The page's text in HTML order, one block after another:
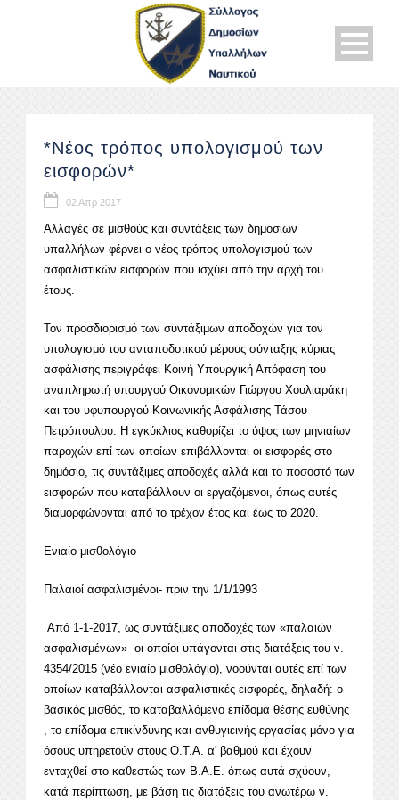
*Νέος τρόπος υπολογισμού των
εισφορών*
02 Απρ 2017
Αλλαγές σε μισθούς και συντάξεις των δημοσίων
υπαλλήλων φέρνει ο νέος τρόπος υπολογισμού των
ασφαλιστικών εισφορών που ισχύει από την αρχή του
έτους.
Τον προσδιορισμό των συντάξιμων αποδοχών για τον
υπολογισμό του ανταποδοτικού μέρους σύνταξης κύριας
ασφάλισης περιγράφει Κοινή Υπουργική Απόφαση του
αναπληρωτή υπουργού Οικονομικών Γιώργου Χουλιαράκη
και του υφυπουργού Κοινωνικής Ασφάλισης Τάσου
Πετρόπουλου. Η εγκύκλιος καθορίζει το ύψος των μηνιαίων
παροχών επί των οποίων επιβάλλονται οι εισφορές στο
δημόσιο, τις συντάξιμες αποδοχές αλλά και το ποσοστό των
εισφορών που καταβάλλουν οι εργαζόμενοι, όπως αυτές
διαμορφώνονται από το τρέχον έτος και έως το 2020.
Ενιαίο μισθολόγιο
Παλαιοί ασφαλισμένοι- πριν την 1/1/1993
Από 1-1-2017, ως συντάξιμες αποδοχές των «παλαιών
ασφαλισμένων» οι οποίοι υπάγονται στις διατάξεις του ν.
4354/2015 (νέο ενιαίο μισθολόγιο), νοούνται αυτές επί των
οποίων καταβάλλονται ασφαλιστικές εισφορές, δηλαδή: ο
βασικός μισθός, το καταβαλλόμενο επίδομα θέσης ευθύνης
, το επίδομα επικίνδυνης και ανθυγιεινής εργασίας μόνο για
όσους υπηρετούν στους Ο.Τ.Α. α' βαθμού και έχουν
ενταχθεί στο καθεστώς των Β.Α.Ε. όπως αυτά σχύουν,
κατά περίπτωση, με βάση τις διατάξεις του ανωτέρω ν.